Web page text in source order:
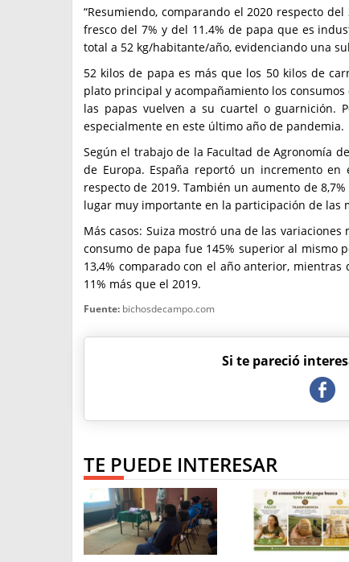
“Resumiendo, comparando el 2020 respecto
fresco del 7% y del 11.4% de papa que es
total a 52 kg/habitante/año, evidenciando una
52 kilos de papa es más que los 50 kilos de
plato principal y acompañamiento los
las papas vuelven a su cuartel o guarnición.
especialmente en este último año de pandemia.
Según el trabajo de la Facultad de Agronomía
de Europa. España reportó un incremento
respecto de 2019. También un aumento de
lugar muy importante en la participación de las
Más casos: Suiza mostró una de las
consumo de papa fue 145% superior al mismo
13,4% comparado con el año anterior,
11% más que el 2019.
Fuente: bichosdecampo.com
Si te pareció
TE PUEDE INTERESAR